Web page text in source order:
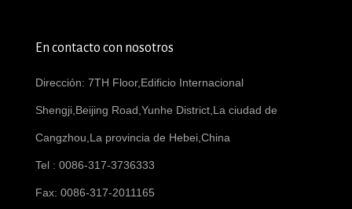
En contacto con nosotros
Dirección: 7TH Floor,Edificio Internacional
Shengji,Beijing Road,Yunhe District,La ciudad de
Cangzhou,La provincia de Hebei,China
Tel : 0086-317-3736333
Fax: 0086-317-2011165